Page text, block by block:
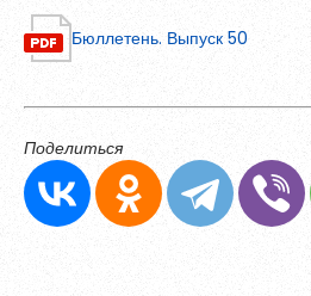
Бюллетень. Выпуск 50
Поделиться
По секрету всему свету
Конкурсы и акции